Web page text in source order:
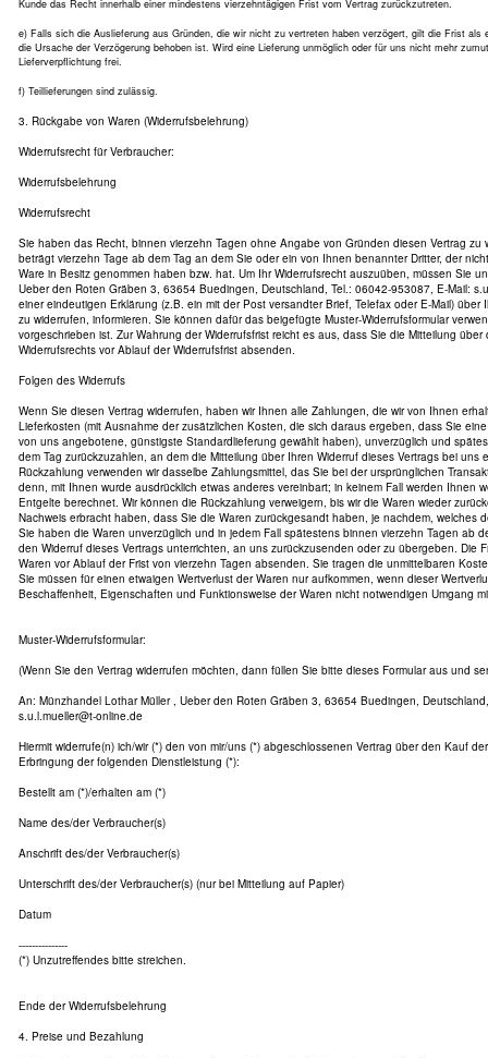
Kunde das Recht innerhalb einer mindestens vierzehntägigen Frist vom Vertrag zurückzutreten.
e) Falls sich die Auslieferung aus Gründen, die wir nicht zu vertreten haben verzögert, gilt die Frist als
die Ursache der Verzögerung behoben ist. Wird eine Lieferung unmöglich oder für uns nicht mehr
Lieferverpflichtung frei.
f) Teillieferungen sind zulässig.
3. Rückgabe von Waren (Widerrufsbelehrung)
Widerrufsrecht für Verbraucher:
Widerrufsbelehrung
Widerrufsrecht
Sie haben das Recht, binnen vierzehn Tagen ohne Angabe von Gründen diesen Vertrag zu
beträgt vierzehn Tage ab dem Tag an dem Sie oder ein von Ihnen benannter Dritter, der
Ware in Besitz genommen haben bzw. hat. Um Ihr Widerrufsrecht auszuüben, müssen Sie
Ueber den Roten Gräben 3, 63654 Buedingen, Deutschland, Tel.: 06042-953087, E-Mail:
einer eindeutigen Erklärung (z.B. ein mit der Post versandter Brief, Telefax oder E-Mail) über
zu widerrufen, informieren. Sie können dafür das beigefügte Muster-Widerrufsformular
vorgeschrieben ist. Zur Wahrung der Widerrufsfrist reicht es aus, dass Sie die Mitteilung
Widerrufsrechts vor Ablauf der Widerrufsfrist absenden.
Folgen des Widerrufs
Wenn Sie diesen Vertrag widerrufen, haben wir Ihnen alle Zahlungen, die wir von Ihnen
Lieferkosten (mit Ausnahme der zusätzlichen Kosten, die sich daraus ergeben, dass Sie
von uns angebotene, günstigste Standardlieferung gewählt haben), unverzüglich und
dem Tag zurückzuzahlen, an dem die Mitteilung über Ihren Widerruf dieses Vertrags bei uns
Rückzahlung verwenden wir dasselbe Zahlungsmittel, das Sie bei der ursprünglichen
denn, mit Ihnen wurde ausdrücklich etwas anderes vereinbart; in keinem Fall werden Ihnen
Entgelte berechnet. Wir können die Rückzahlung verweigern, bis wir die Waren wieder
Nachweis erbracht haben, dass Sie die Waren zurückgesandt haben, je nachdem, welches
Sie haben die Waren unverzüglich und in jedem Fall spätestens binnen vierzehn Tagen ab
den Widerruf dieses Vertrags unterrichten, an uns zurückzusenden oder zu übergeben. Die
Waren vor Ablauf der Frist von vierzehn Tagen absenden. Sie tragen die unmittelbaren
Sie müssen für einen etwaigen Wertverlust der Waren nur aufkommen, wenn dieser
Beschaffenheit, Eigenschaften und Funktionsweise der Waren nicht notwendigen Umgang
Muster-Widerrufsformular:
(Wenn Sie den Vertrag widerrufen möchten, dann füllen Sie bitte dieses Formular aus und
An: Münzhandel Lothar Müller , Ueber den Roten Gräben 3, 63654 Buedingen,
s.u.l.mueller@t-online.de
Hiermit widerrufe(n) ich/wir (*) den von mir/uns (*) abgeschlossenen Vertrag über den Kauf
Erbringung der folgenden Dienstleistung (*):
Bestellt am (*)/erhalten am (*)
Name des/der Verbraucher(s)
Anschrift des/der Verbraucher(s)
Unterschrift des/der Verbraucher(s) (nur bei Mitteilung auf Papier)
Datum
---------------
(*) Unzutreffendes bitte streichen.
Ende der Widerrufsbelehrung
4. Preise und Bezahlung